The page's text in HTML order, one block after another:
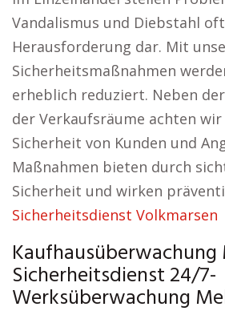
Vandalismus und Diebstahl
Herausforderung dar. Mit
Sicherheitsmaßnahmen
erheblich reduziert. Neben
der Verkaufsräume achten
Sicherheit von Kunden und
Maßnahmen bieten durch
Sicherheit und wirken
Sicherheitsdienst Volkmarsen
Kaufhausüberwachung
Sicherheitsdienst 24/7-
Werksüberwachung